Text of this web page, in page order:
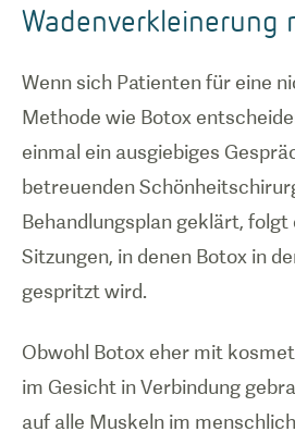
Wadenverkleinerung
Wenn sich Patienten für eine
Methode wie Botox
einmal ein ausgiebiges
betreuenden
Behandlungsplan geklärt, folgt
Sitzungen, in denen Botox in
gespritzt wird.
Obwohl Botox eher mit
im Gesicht in Verbindung
auf alle Muskeln im